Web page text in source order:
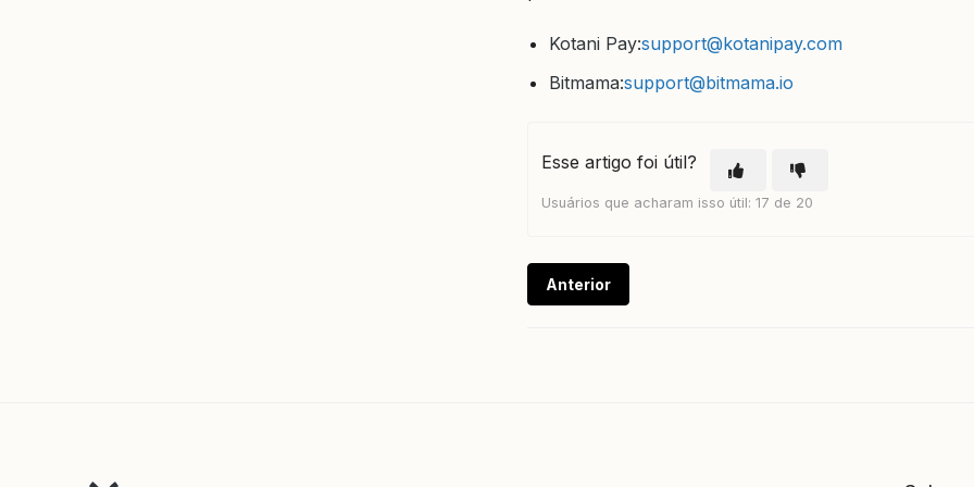
Kotani Pay:support@kotanipay.com
Bitmama:support@bitmama.io
Esse artigo foi útil?
Usuários que acharam isso útil: 17 de 20
Anterior